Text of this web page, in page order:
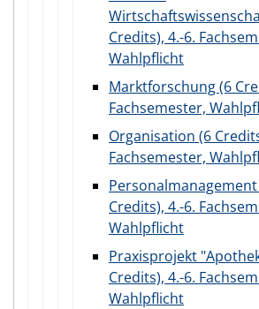
Credits), 4.-6.
Wahlpflicht
Marktforschung (6
Fachsemester,
Organisation (6
Fachsemester,
Credits), 4.-6.
Wahlpflicht
Praxisprojekt
Credits), 4.-6.
Wahlpflicht